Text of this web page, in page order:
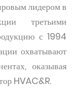
лидером в
третьими
с 1994
охватывают
оказывая
HVAC&R.